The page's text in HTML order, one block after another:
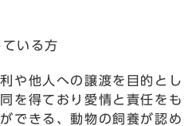
いる方
や他人への譲渡を目的とし
を得ており愛情と責任をも
できる、動物の飼養が認め